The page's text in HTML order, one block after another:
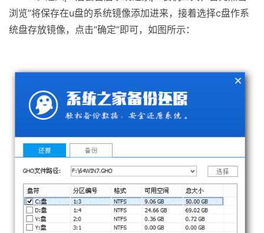
浏览”将保存在u盘的系统镜像添加进来，接着选择c盘作系
统盘存放镜像，点击“确定”即可，如图所示：